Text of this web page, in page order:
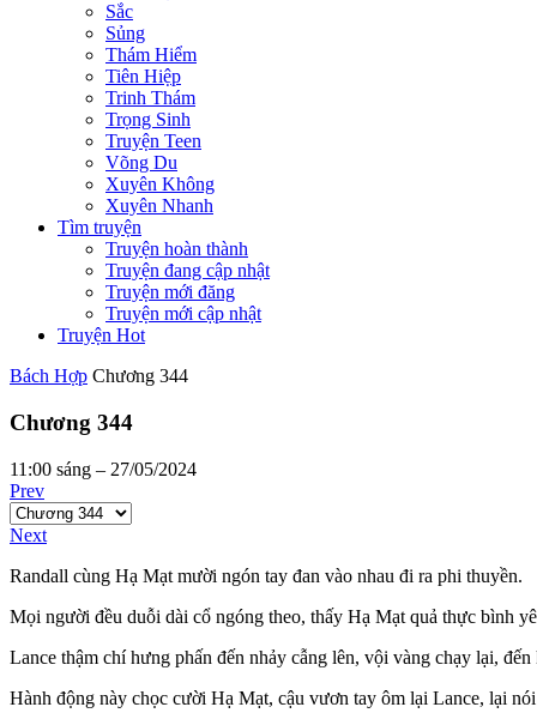
Sắc
Sủng
Thám Hiểm
Tiên Hiệp
Trinh Thám
Trọng Sinh
Truyện Teen
Võng Du
Xuyên Không
Xuyên Nhanh
Tìm truyện
Truyện hoàn thành
Truyện đang cập nhật
Truyện mới đăng
Truyện mới cập nhật
Truyện Hot
Bách Hợp Chương 344
Chương 344
11:00 sáng – 27/05/2024
Prev
Next
Randall cùng Hạ Mạt mười ngón tay đan vào nhau đi ra phi thuyền.
Mọi người đều duỗi dài cổ ngóng theo, thấy Hạ Mạt quả thực bình
Lance thậm chí hưng phấn đến nhảy cẫng lên, vội vàng chạy lại,
Hành động này chọc cười Hạ Mạt, cậu vươn tay ôm lại Lance, lại